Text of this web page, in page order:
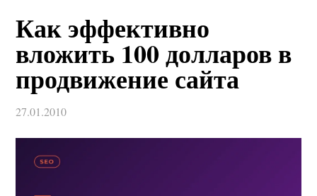
Как эффективно
вложить 100 долларов в
продвижение сайта
27.01.2010